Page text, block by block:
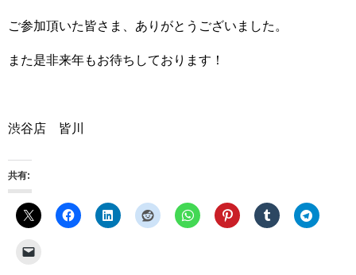
ご参加頂いた皆さま、ありがとうございました。
また是非来年もお待ちしております！
渋谷店 皆川
共有: